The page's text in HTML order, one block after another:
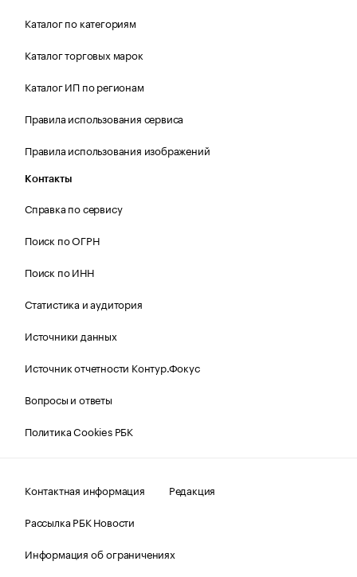
Каталог по категориям
Каталог торговых марок
Каталог ИП по регионам
Правила использования сервиса
Правила использования изображений
Контакты
Справка по сервису
Поиск по ОГРН
Поиск по ИНН
Статистика и аудитория
Источники данных
Источник отчетности Контур.Фокус
Вопросы и ответы
Политика Cookies РБК
Контактная информация
Редакция
Рассылка РБК Новости
Информация об ограничениях